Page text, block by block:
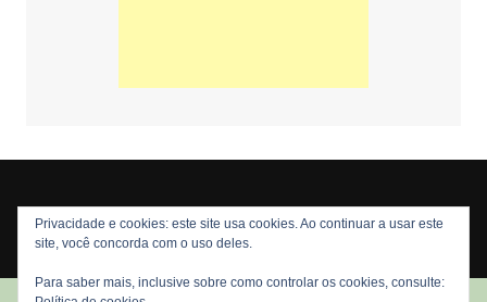
Copyright © 2026 Nós Nerds. Todos os direitos reservados
Privacidade e cookies: este site usa cookies. Ao continuar a usar este
site, você concorda com o uso deles.
Para saber mais, inclusive sobre como controlar os cookies, consulte: